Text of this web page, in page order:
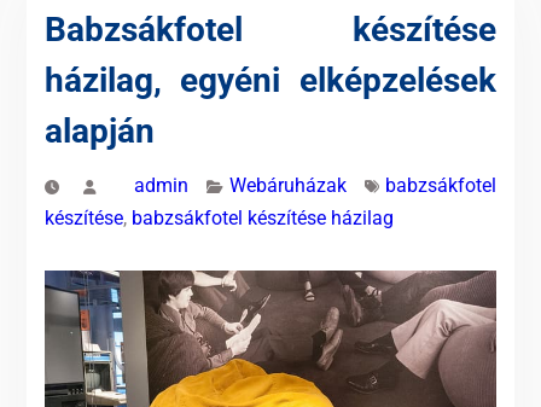
Babzsákfotel készítése
házilag, egyéni elképzelések
alapján
admin Webáruházak
babzsákfotel
készítése, babzsákfotel készítése házilag